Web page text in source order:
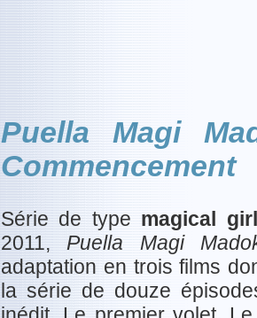
Puella Magi
Commencement
Série de type magical girl
2011, Puella Magi
adaptation en trois films
la série de douze